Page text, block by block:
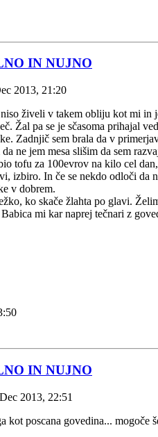
IN NUJNO
2013, 21:20
živeli v takem obliju kot mi
Žal pa se je sčasoma prihajal
Zadnjič sem brala da v
ne jem mesa slišim da sem
tofu za 100evrov na kilo cel
izbiro. In če se nekdo odloči
v dobrem.
ko skače žlahta po glavi.
Babica mi kar naprej tečnari z
IN NUJNO
2013, 22:51
kot poscana govedina... mogoče